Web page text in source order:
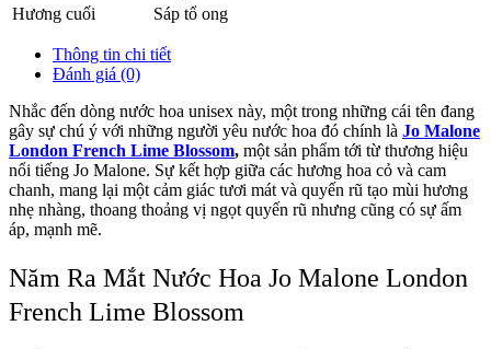
Hương cuối
Sáp tổ ong
Thông tin chi tiết
Đánh giá (0)
Nhắc đến dòng nước hoa unisex này, một trong những cái tên đang
gây sự chú ý với những người yêu nước hoa đó chính là Jo Malone
London French Lime Blossom, một sản phẩm tới từ thương hiệu
nổi tiếng Jo Malone. Sự kết hợp giữa các hương hoa cỏ và cam
chanh, mang lại một cảm giác tươi mát và quyến rũ tạo mùi hương
nhẹ nhàng, thoang thoảng vị ngọt quyến rũ nhưng cũng có sự ấm
áp, mạnh mẽ.
Năm Ra Mắt Nước Hoa Jo Malone London
French Lime Blossom